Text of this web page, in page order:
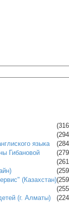
языка
Гибановой
(Казахстан)
(г. Алматы)